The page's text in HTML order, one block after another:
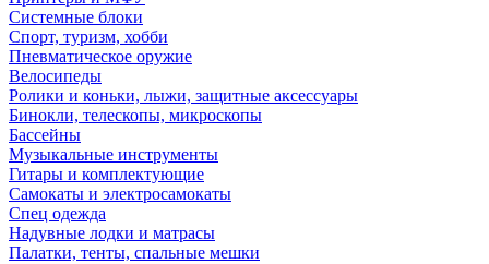
Системные блоки
Спорт, туризм, хобби
Пневматическое оружие
Велосипеды
Ролики и коньки, лыжи, защитные аксессуары
Бинокли, телескопы, микроскопы
Бассейны
Музыкальные инструменты
Гитары и комплектующие
Самокаты и электросамокаты
Спец одежда
Надувные лодки и матрасы
Палатки, тенты, спальные мешки